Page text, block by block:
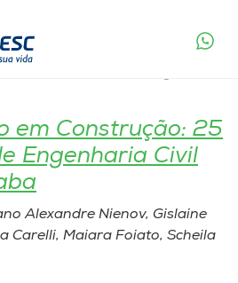
e Tecnológicas
em Construção: 25
Engenharia Civil
Alexandre Nienov, Gislaine
Carelli, Maiara Foiato, Scheila